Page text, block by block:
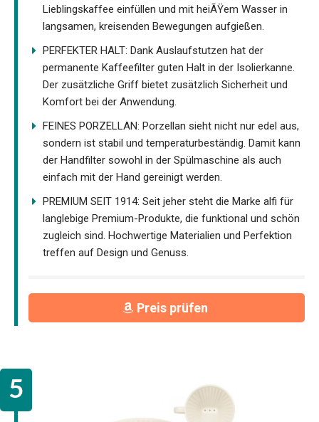
Lieblingskaffee einfüllen und mit heiÃŸem Wasser in
langsamen, kreisenden Bewegungen aufgießen.
PERFEKTER HALT: Dank Auslaufstutzen hat der
permanente Kaffeefilter guten Halt in der Isolierkanne.
Der zusätzliche Griff bietet zusätzlich Sicherheit und
Komfort bei der Anwendung.
FEINES PORZELLAN: Porzellan sieht nicht nur edel aus,
sondern ist stabil und temperaturbeständig. Damit kann
der Handfilter sowohl in der Spülmaschine als auch
einfach mit der Hand gereinigt werden.
PREMIUM SEIT 1914: Seit jeher steht die Marke alfi für
langlebige Premium-Produkte, die funktional und schön
zugleich sind. Hochwertige Materialien und Perfektion
treffen auf Design und Genuss.
Preis prüfen